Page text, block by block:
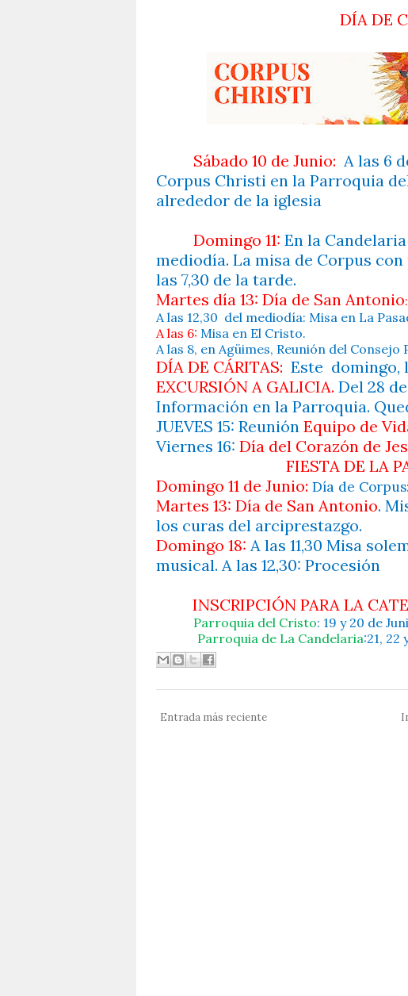
DÍA DE
Sábado 10 de Junio: A las 6
Corpus Christi en la Parroquia
alrededor de la iglesia
Domingo 11: En la
mediodía. La misa de Corpus
las 7,30 de la tarde.
Martes día 13: Día de San Antonio:
A las 12,30 del mediodía: Misa en La
A las 6: Misa en El Cristo.
A las 8, en Agüimes, Reunión del
DÍA DE CÁRITAS: Este domingo,
EXCURSIÓN A GALICIA. Del 28
Información en la Parroquia.
JUEVES 15: Reunión Equipo de
Viernes 16: Día del Corazón de
FIESTA DE LA
Domingo 11 de Junio: Día de
Martes 13: Día de San Antonio.
los curas del arciprestazgo.
Domingo 18: A las 11,30 Misa
musical. A las 12,30: Procesión
INSCRIPCIÓN PARA LA
Parroquia del Cristo: 19 y 20 de
Parroquia de La Candelaria:21, 22
Entrada más reciente